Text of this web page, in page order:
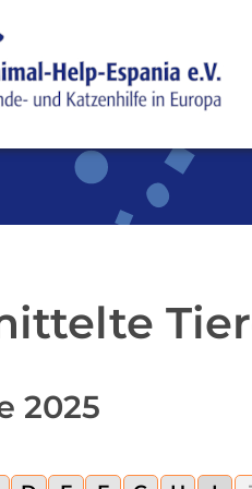
CONTENT
2025